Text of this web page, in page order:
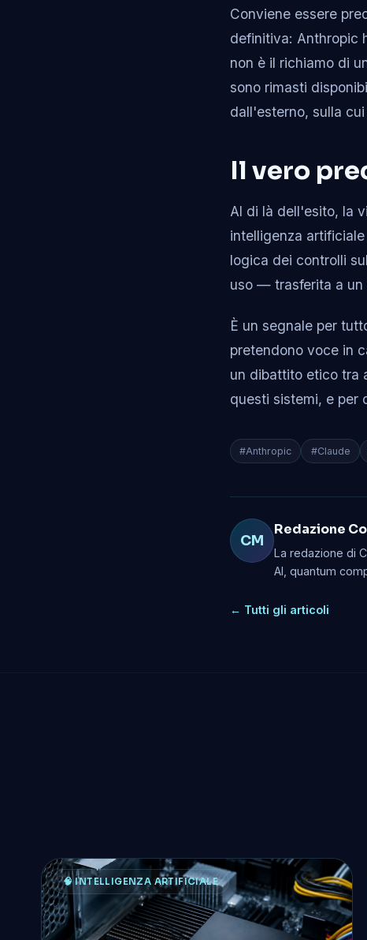
Conviene essere
definitiva: Anthropic
non è il richiamo di
sono rimasti
dall'esterno, sulla
Il vero
Al di là dell'esito, la
intelligenza
logica dei controlli
uso — trasferita a un
È un segnale per
pretendono voce in
un dibattito etico tra
questi sistemi, e per
#Anthropic #Claude
CM
Redazione
La redazione di
AI, quantum
← Tutti gli articoli
🧠 INTELLIGENZA ARTIFICIALE